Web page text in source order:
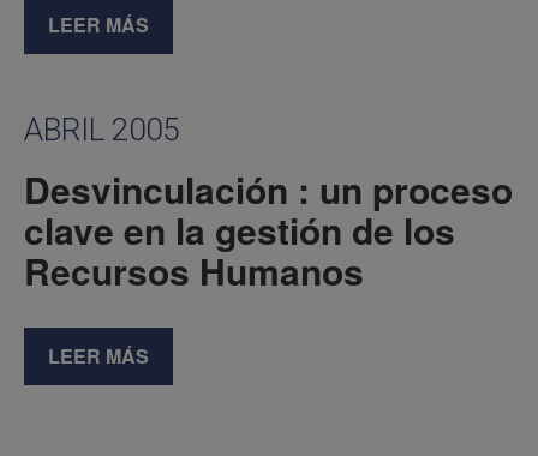
LEER MÁS
ABRIL 2005
Desvinculación : un proceso
clave en la gestión de los
Recursos Humanos
LEER MÁS